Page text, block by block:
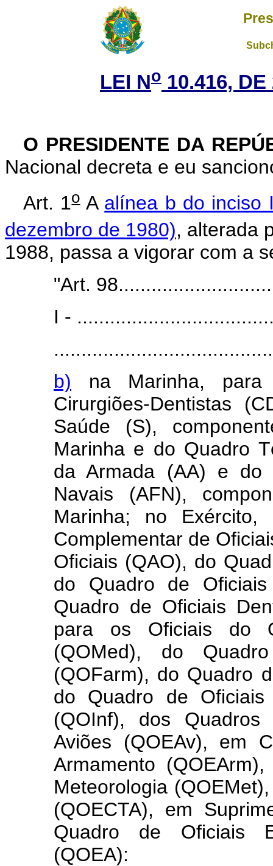
LEI No 10.416,
O PRESIDENTE DA
Nacional decreta e eu
Art. 1oA alínea b do inciso
dezembro de 1980), alterada
1988, passa a vigorar com a
"Art.
I -
b) na Marinha,
Cirurgiões-Dentistas
Saúde (S),
Marinha e do Quadro
da Armada (AA) e do
Navais (AFN),
Marinha; no
Complementar de
Oficiais (QAO), do
do Quadro de
Quadro de Oficiais
para os Oficiais do
(QOMed), do
(QOFarm), do Quadro
do Quadro de
(QOInf), dos
Aviões (QOEAv), em
Armamento
Meteorologia
(QOECTA), em
Quadro de Oficiais
(QOEA):